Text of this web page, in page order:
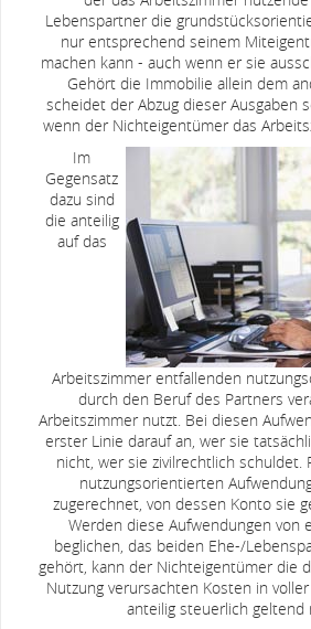
Lebenspartner die
nur entsprechend seinem
machen kann - auch wenn er sie
Gehört die Immobilie allein dem
scheidet der Abzug dieser Ausgaben
wenn der Nichteigentümer das
Im
Gegensatz
dazu sind
die anteilig
auf das
Arbeitszimmer entfallenden
durch den Beruf des Partners
Arbeitszimmer nutzt. Bei diesen
erster Linie darauf an, wer sie
nicht, wer sie zivilrechtlich schuldet.
nutzungsorientierten
zugerechnet, von dessen Konto sie
Werden diese Aufwendungen von
beglichen, das beiden Ehe-/
gehört, kann der Nichteigentümer die
Nutzung verursachten Kosten in
anteilig steuerlich geltend